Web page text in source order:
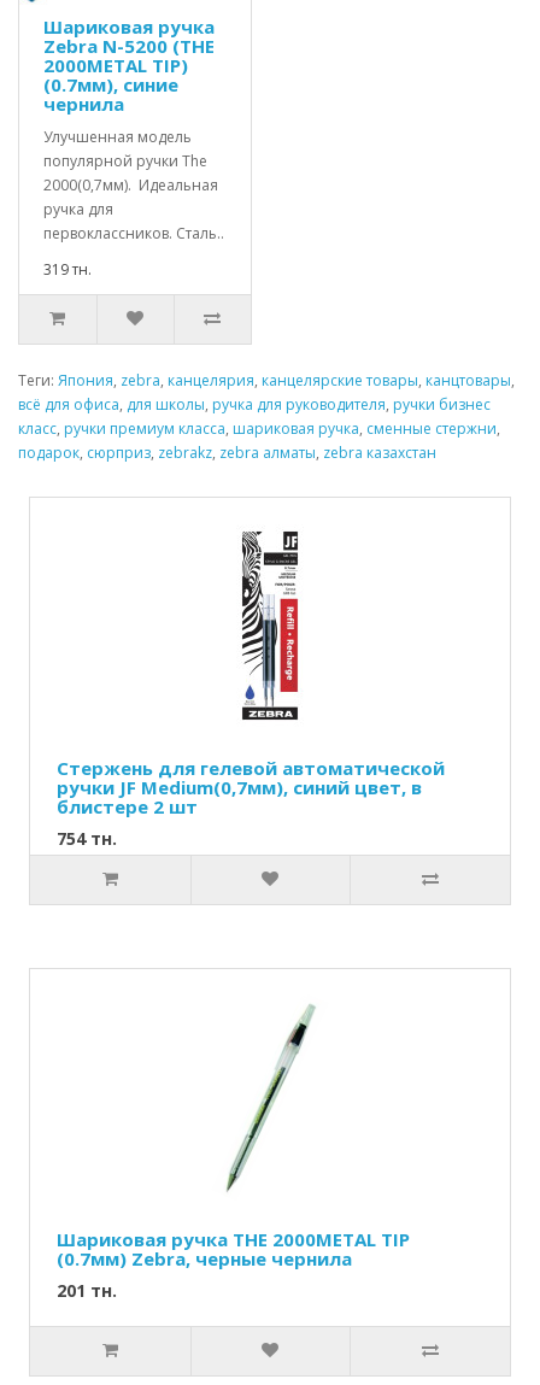
Шариковая ручка
Zebra N-5200 (THE
2000METAL TIP)
(0.7мм), синие
чернила
Улучшенная модель
популярной ручки The
2000(0,7мм). Идеальная
ручка для
первоклассников. Сталь..
319 тн.
Теги: Япония, zebra, канцелярия, канцелярские товары, канцтовары,
всё для офиса, для школы, ручка для руководителя, ручки бизнес
класс, ручки премиум класса, шариковая ручка, сменные стержни,
подарок, сюрприз, zebrakz, zebra алматы, zebra казахстан
Стержень для гелевой автоматической
ручки JF Medium(0,7мм), синий цвет, в
блистере 2 шт
754 тн.
Шариковая ручка THE 2000METAL TIP
(0.7мм) Zebra, черные чернила
201 тн.